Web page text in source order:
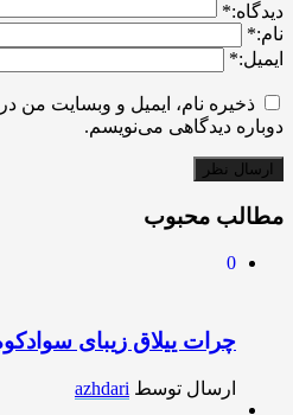
ديدگاه:*
نام:*
ایمیل:*
ذخیره نام، ایمیل و وبسایت من
دوباره دیدگاهی می‌نویسم.
مطالب محبوب
0
چرات ییلاق زیبای
ارسال توسط azhdari